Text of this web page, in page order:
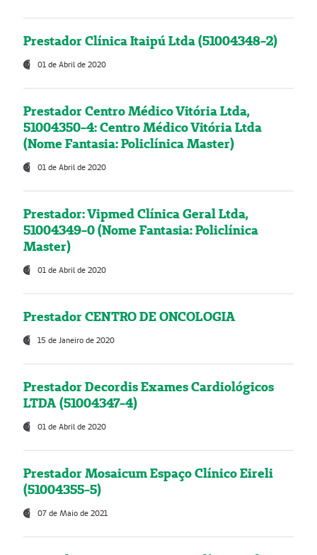
Prestador Clínica Itaipú Ltda (51004348-2)
01 de Abril de 2020
Prestador Centro Médico Vitória Ltda,
51004350-4: Centro Médico Vitória Ltda
(Nome Fantasia: Policlínica Master)
01 de Abril de 2020
Prestador: Vipmed Clínica Geral Ltda,
51004349-0 (Nome Fantasia: Policlínica
Master)
01 de Abril de 2020
Prestador CENTRO DE ONCOLOGIA
15 de Janeiro de 2020
Prestador Decordis Exames Cardiológicos
LTDA (51004347-4)
01 de Abril de 2020
Prestador Mosaicum Espaço Clínico Eireli
(51004355-5)
07 de Maio de 2021